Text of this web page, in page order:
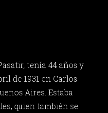
tenía 44 años y
de 1931 en Carlos
Aires. Estaba
quien también se